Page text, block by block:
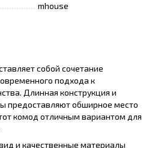
mhouse
собой сочетание
подхода к
Длинная конструкция и
предоставляют обширное место
комод отличным вариантом для
и качественные материалы